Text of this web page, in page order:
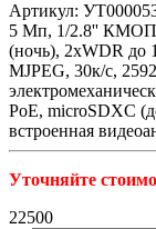
Артикул:
5 Мп, 1/2.8'' КМОП
(ночь), 2xWDR до
MJPEG, 30к/с,
PoE, microSDXC
встроенная
Уточняйте
22500